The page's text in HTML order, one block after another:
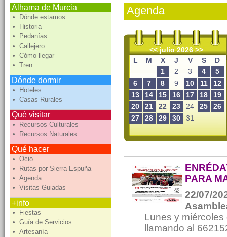
Alhama de Murcia
• Dónde estamos
• Historia
• Pedanías
• Callejero
• Cómo llegar
• Tren
Dónde dormir
• Hoteles
• Casas Rurales
Qué visitar
• Recursos Culturales
• Recursos Naturales
Qué hacer
• Ocio
• Rutas por Sierra Espuña
• Agenda
• Visitas Guiadas
+info
• Fiestas
• Guía de Servicios
• Artesanía
Agenda
<< julio 2026 >>
L
M X J V S
D
1
2 3 4
5
6
7 8 9 10 11
12
13
14 15 16 17 18
19
20
21 22 23 24 25
26
27
28 29 30 31
PARA
22/07/
Lunes y
llamando al